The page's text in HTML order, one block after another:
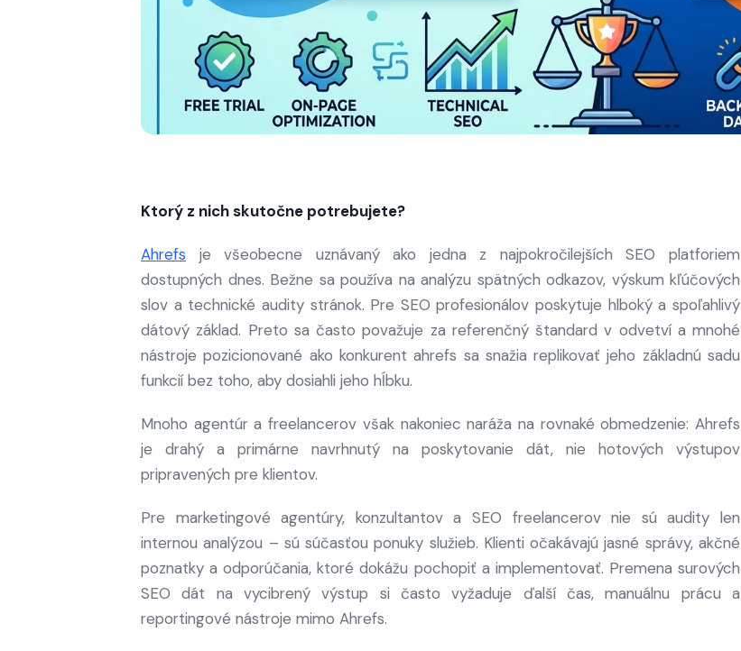
Ktorý z nich skutočne potrebujete?
Ahrefs je všeobecne uznávaný ako jedna z najpokročilejších SEO platforiem
dostupných dnes. Bežne sa používa na analýzu spätných odkazov, výskum kľúčových
slov a technické audity stránok. Pre SEO profesionálov poskytuje hlboký a spoľahlivý
dátový základ. Preto sa často považuje za referenčný štandard v odvetví a mnohé
nástroje pozicionované ako konkurent ahrefs sa snažia replikovať jeho základnú sadu
funkcií bez toho, aby dosiahli jeho hĺbku.
Mnoho agentúr a freelancerov však nakoniec naráža na rovnaké obmedzenie: Ahrefs
je drahý a primárne navrhnutý na poskytovanie dát, nie hotových výstupov
pripravených pre klientov.
Pre marketingové agentúry, konzultantov a SEO freelancerov nie sú audity len
internou analýzou – sú súčasťou ponuky služieb. Klienti očakávajú jasné správy, akčné
poznatky a odporúčania, ktoré dokážu pochopiť a implementovať. Premena surových
SEO dát na vycibrený výstup si často vyžaduje ďalší čas, manuálnu prácu a
reportingové nástroje mimo Ahrefs.